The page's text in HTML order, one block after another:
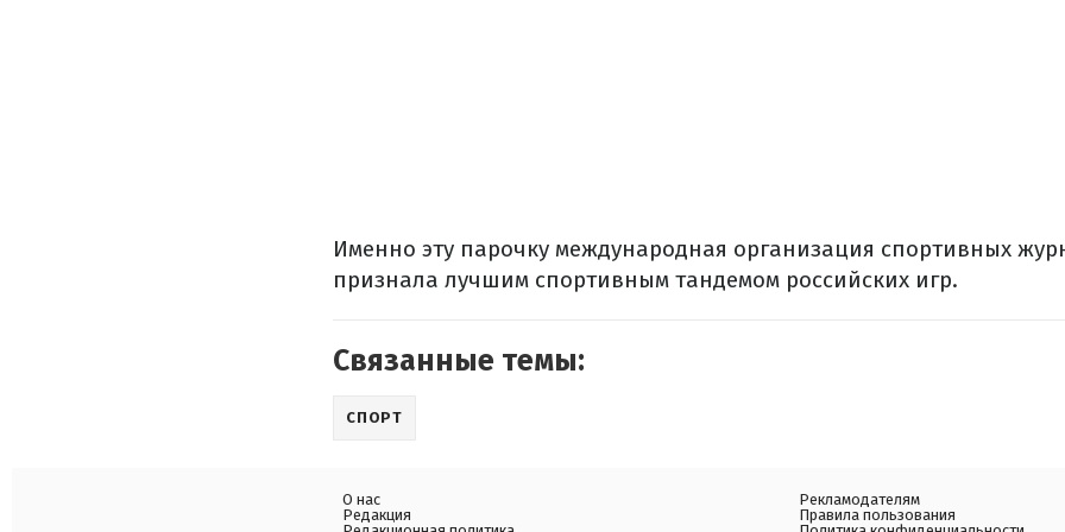
Именно эту парочку международная организация спортивных
признала лучшим спортивным тандемом российских игр.
Связанные темы:
СПОРТ
О нас
Редакция
Рекламодателям
Правила пользования